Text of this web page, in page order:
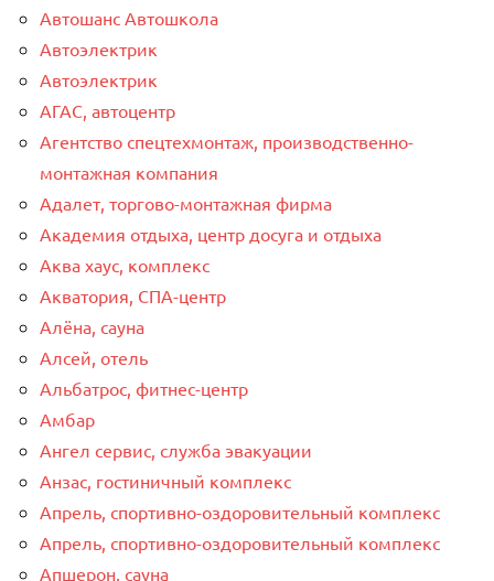
Автошанс Автошкола
Автоэлектрик
Автоэлектрик
АГАС, автоцентр
Агентство спецтехмонтаж, производственно-
монтажная компания
Адалет, торгово-монтажная фирма
Академия отдыха, центр досуга и отдыха
Аква хаус, комплекс
Акватория, СПА-центр
Алёна, сауна
Алсей, отель
Альбатрос, фитнес-центр
Амбар
Ангел сервис, служба эвакуации
Анзас, гостиничный комплекс
Апрель, спортивно-оздоровительный комплекс
Апрель, спортивно-оздоровительный комплекс
Апшерон, сауна